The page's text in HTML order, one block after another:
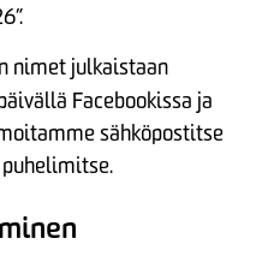
nimet julkaistaan
Facebookissa ja
sähköpostitse